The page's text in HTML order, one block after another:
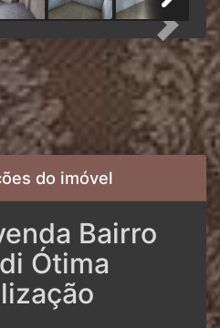
Next
do imóvel
Bairro
Ótima